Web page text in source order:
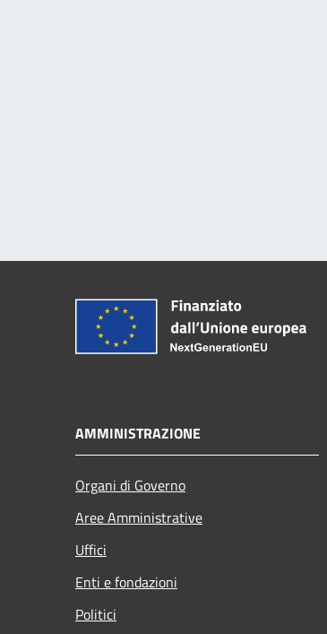
AMMINISTRAZIONE
Organi di Governo
Aree Amministrative
Uffici
Enti e fondazioni
Politici